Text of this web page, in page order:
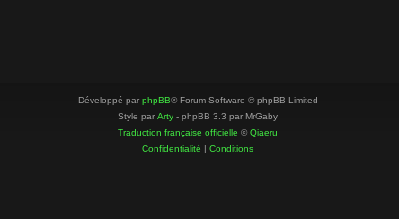
Développé par phpBB® Forum Software © phpBB Limited
Style par Arty - phpBB 3.3 par MrGaby
Traduction française officielle ©Qiaeru
Confidentialité | Conditions